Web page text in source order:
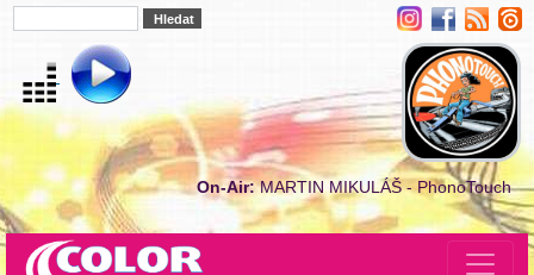
On-Air:MARTIN MIKULÁŠ - PhonoTouch